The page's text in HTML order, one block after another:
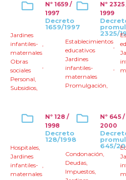
Nº 1659 /
1997
Decreto
1659/1997
Jardines
infantiles-
maternales
,
Obras
sociales
,
Personal,
Subsidios,
Nº 2325
1999
2325/
Establecimientos
educativos
,
Jardines
infantiles-
maternales
,
Promulgación,
Nº 128 /
1998
Decreto
128/1998
Hospitales,
Jardines
infantiles-
maternales
,
Nº 645 /
2000
645/
Condonación,
Deudas,
Impuestos,